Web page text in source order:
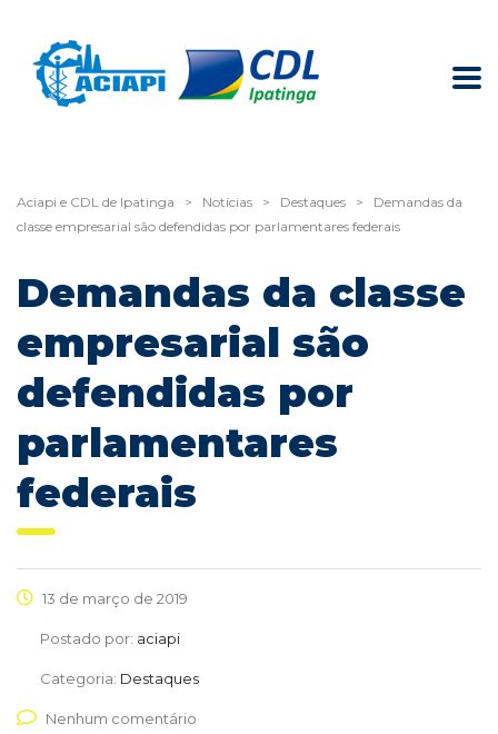
Aciapi e CDL de Ipatinga > Notícias > Destaques >
Demandas da
classe empresarial são defendidas por parlamentares federais
Demandas da classe
empresarial são
defendidas por
parlamentares
federais
13 de março de 2019
Postado por: aciapi
Categoria: Destaques
Nenhum comentário